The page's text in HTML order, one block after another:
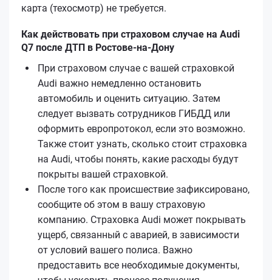
карта (техосмотр) не требуется.
Как действовать при страховом случае на Audi
Q7 после ДТП в Ростове-на-Дону
При страховом случае с вашей страховкой
Audi важно немедленно остановить
автомобиль и оценить ситуацию. Затем
следует вызвать сотрудников ГИБДД или
оформить европротокол, если это возможно.
Также стоит узнать, сколько стоит страховка
на Audi, чтобы понять, какие расходы будут
покрыты вашей страховкой.
После того как происшествие зафиксировано,
сообщите об этом в вашу страховую
компанию. Страховка Audi может покрывать
ущерб, связанный с аварией, в зависимости
от условий вашего полиса. Важно
предоставить все необходимые документы,